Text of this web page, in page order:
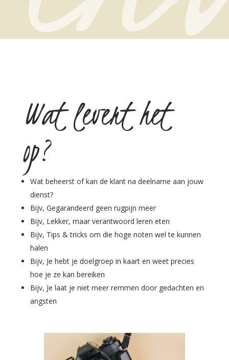
Wat levert het
op?
Wat beheerst of kan de klant na deelname aan jouw
dienst?
Bijv, Gegarandeerd geen rugpijn meer
Bijv, Lekker, maar verantwoord leren eten
Bijv, Tips & tricks om die hoge noten wel te kunnen
halen
Bijv, Je hebt je doelgroep in kaart en weet precies
hoe je ze kan bereiken
Bijv, Je laat je niet meer remmen door gedachten en
angsten